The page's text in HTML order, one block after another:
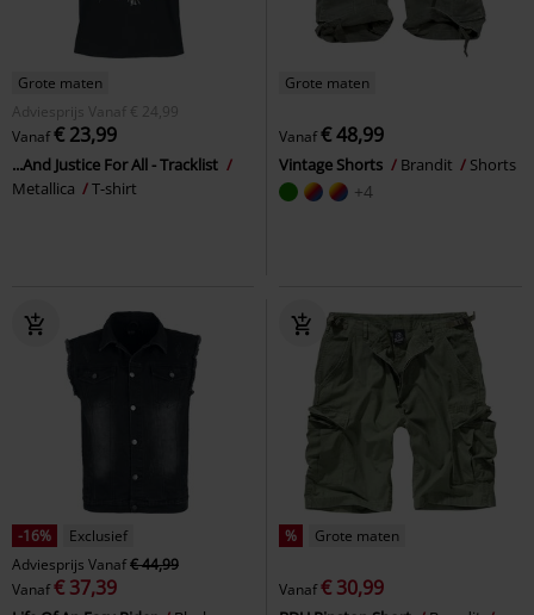
Grote maten
Adviesprijs
Vanaf € 24,99
Vanaf€ 23,99
...And Justice For All - Tracklist
Metallica
T-shirt
Grote maten
Vanaf€ 48,99
Vintage Shorts Brandit Shorts
+4
-16%
Exclusief
Adviesprijs Vanaf€ 44,99
Vanaf€ 37,39
% Grote maten
Vanaf€ 30,99